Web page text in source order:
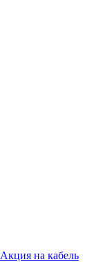
Акция на кабель